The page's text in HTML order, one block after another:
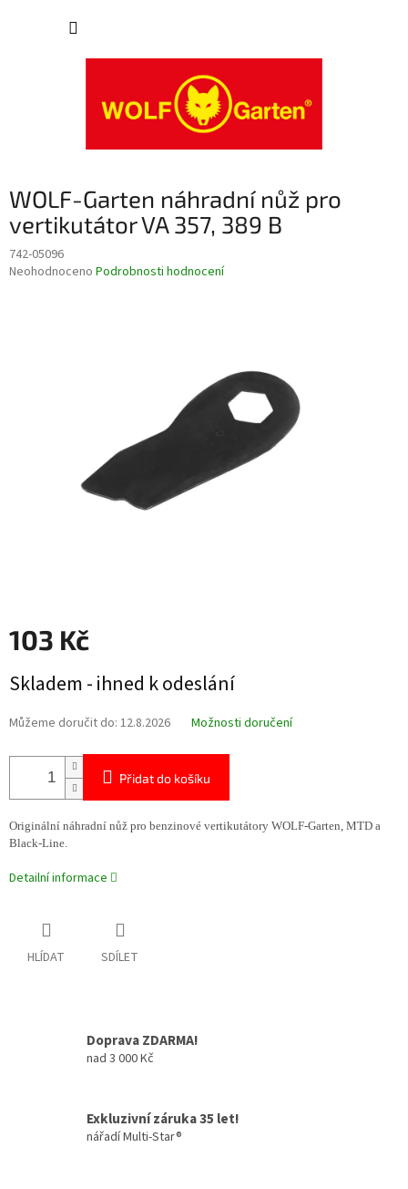
WOLF-Garten náhradní nůž pro
vertikutátor VA 357, 389 B
742-05096
Průměrné
Neohodnoceno Podrobnosti hodnocení
103 Kč
cena:
Skladem - ihned k odeslání
Můžeme doručit do: 12.8.2026 Možnosti doručení
Přidat do košíku
Originální náhradní nůž pro benzinové vertikutátory WOLF-Garten, MTD a
Black-Line.
Detailní informace
HLÍDAT SDÍLET
Doprava ZDARMA!
nad 3 000 Kč
Exkluzivní záruka 35 let!
nářadí Multi-Star®